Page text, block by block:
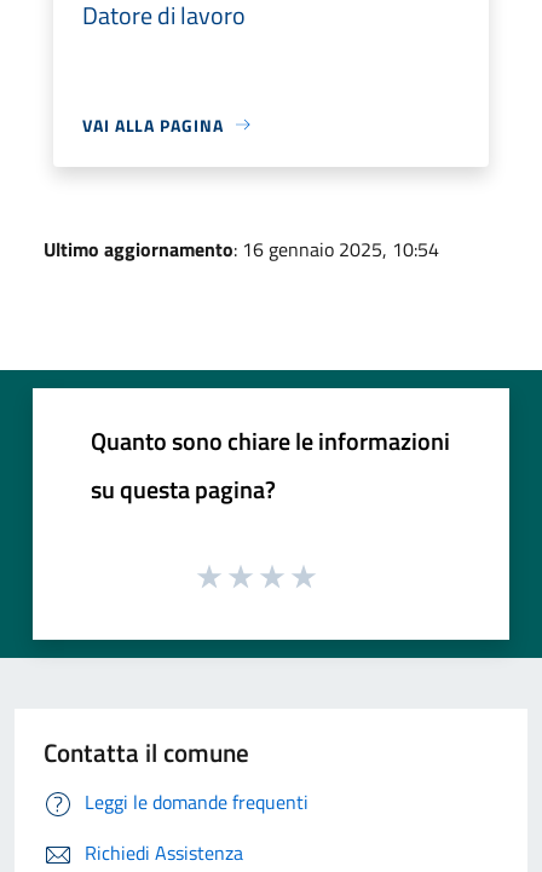
Datore di lavoro
VAI ALLA PAGINA
Ultimo aggiornamento: 16 gennaio 2025, 10:54
Quanto sono chiare le informazioni
su questa pagina?
Contatta il comune
Leggi le domande frequenti
Richiedi Assistenza